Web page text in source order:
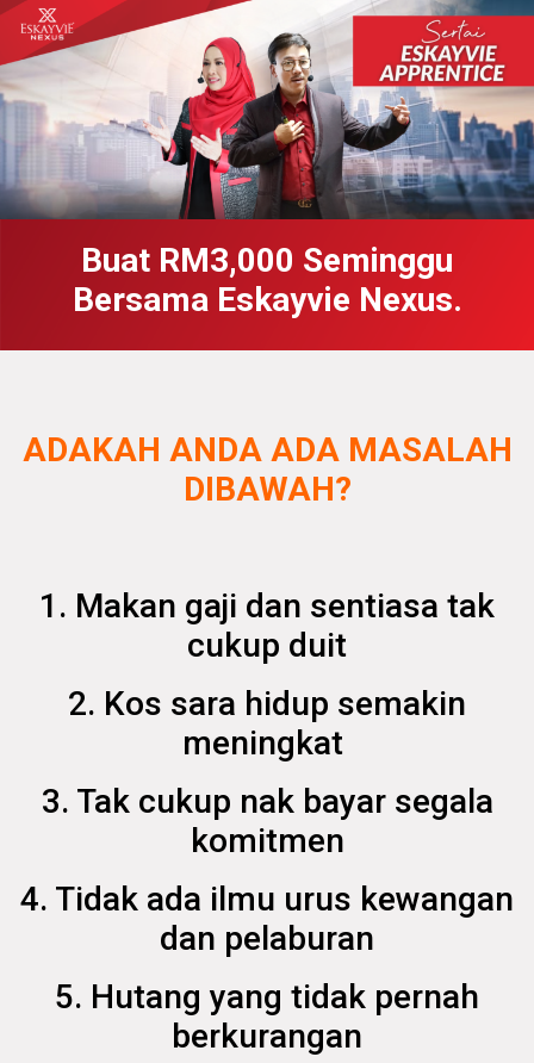
Buat RM3,000 Seminggu
Bersama Eskayvie Nexus.
ADAKAH ANDA ADA MASALAH
DIBAWAH?
1. Makan gaji dan sentiasa tak
cukup duit
2. Kos sara hidup semakin
meningkat
3. Tak cukup nak bayar segala
komitmen
4. Tidak ada ilmu urus kewangan
dan pelaburan
5. Hutang yang tidak pernah
berkurangan